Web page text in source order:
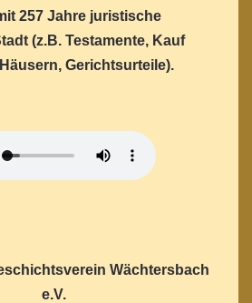
257 Jahre juristische
(z.B. Testamente, Kauf
Gerichtsurteile).
Wächtersbach
e.V.